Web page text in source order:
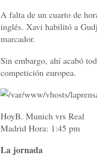
A falta de un cuarto de
inglés. Xavi habilitó a
marcador.
Sin embargo, ahí acabó
competición europea.
HoyB. Munich vrs Real
Madrid Hora: 1:45 pm
La jornada